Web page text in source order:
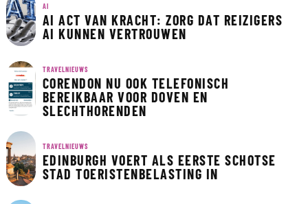
AI
AI ACT VAN KRACHT: ZORG DAT REIZIGERS
AI KUNNEN VERTROUWEN
TRAVELNIEUWS
CORENDON NU OOK TELEFONISCH
BEREIKBAAR VOOR DOVEN EN
SLECHTHORENDEN
TRAVELNIEUWS
EDINBURGH VOERT ALS EERSTE SCHOTSE
STAD TOERISTENBELASTING IN